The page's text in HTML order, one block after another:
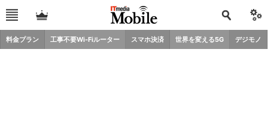
料金プラン 工事不要Wi-Fiルーター スマホ決済 世界を変える5G デジモノ